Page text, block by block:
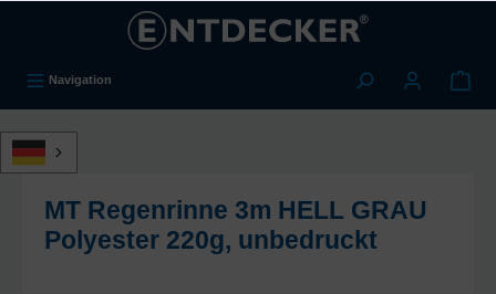
Navigation
MT Regenrinne 3m HELL GRAU
Polyester 220g, unbedruckt